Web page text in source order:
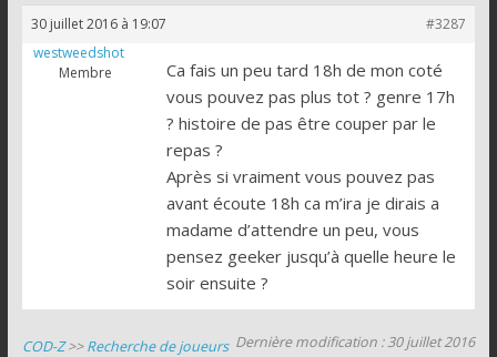
zombie
de
30 juillet 2016 à 19:07
#3287
westweedshot
Membre
Ca fais un peu tard 18h de mon coté
vous pouvez pas plus tot ? genre 17h
? histoire de pas être couper par le
repas ?
Après si vraiment vous pouvez pas
avant écoute 18h ca m’ira je dirais a
madame d’attendre un peu, vous
pensez geeker jusqu’à quelle heure le
soir ensuite ?
Dernière modification : 30 juillet 2016
COD-Z>>Recherche de joueurs